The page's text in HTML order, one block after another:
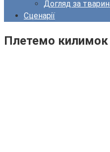
Догляд за
Сценарії
Плетемо килимок